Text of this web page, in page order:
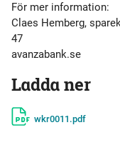
För mer information:
Claes Hemberg,
47
avanzabank.se
Ladda ner
wkr0011.pdf